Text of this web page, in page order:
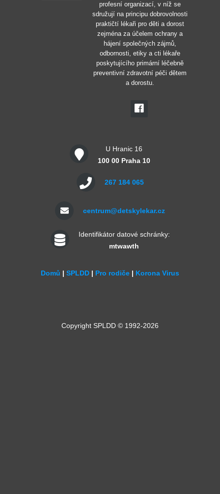
profesní organizací, v níž se
sdružují na principu dobrovolnosti
praktičtí lékaři pro děti a dorost
zejména za účelem ochrany a
hájení společných zájmů,
odbornosti, etiky a cti lékaře
poskytujícího primární léčebně
preventivní zdravotní péči dětem
a dorostu.
U Hranic 16
100 00 Praha 10
267 184 065
centrum@detskylekar.cz
Identifikátor datové schránky:
mtwawth
Domů | SPLDD | Pro rodiče | Korona Virus
Copyright SPLDD © 1992-2026